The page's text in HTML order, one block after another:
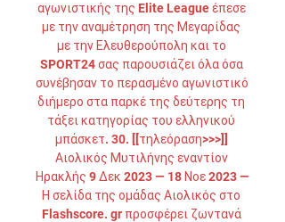
αγωνιστικής της Elite League έπεσε
με την αναμέτρηση της Μεγαρίδας
με την Ελευθερούπολη και το
SPORT24 σας παρουσιάζει όλα όσα
συνέβησαν το περασμένο αγωνιστικό
διήμερο στα παρκέ της δεύτερης τη
τάξει κατηγορίας του ελληνικού
μπάσκετ. 30. [[τηλεόραση>>>]]
Αιολικός Μυτιλήνης εναντίον
Ηρακλής 9 Δεκ 2023 — 18 Νοε 2023 —
Η σελίδα της ομάδας Αιολικός στο
Flashscore. gr προσφέρει ζωντανά